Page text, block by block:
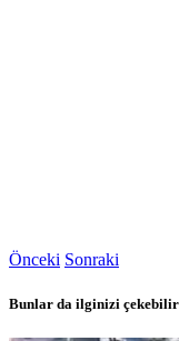
Önceki Sonraki
Bunlar da ilginizi çekebilir